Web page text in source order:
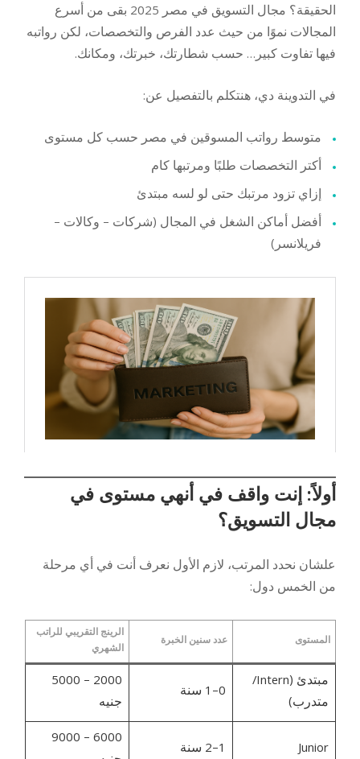
الحقيقة؟ مجال التسويق في مصر 2025 بقى من أسرع
المجالات نموًا من حيث عدد الفرص والتخصصات، لكن رواتبه
فيها تفاوت كبير… حسب شطارتك، خبرتك، ومكانك.
في التدوينة دي، هنتكلم بالتفصيل عن:
متوسط رواتب المسوقين في مصر حسب كل مستوى
أكتر التخصصات طلبًا ومرتبها كام
إزاي تزود مرتبك حتى لو لسه مبتدئ
أفضل أماكن الشغل في المجال (شركات – وكالات –
فريلانسر)
أولاً: إنت واقف في أنهي مستوى في
مجال التسويق؟
علشان نحدد المرتب، لازم الأول نعرف أنت في أي مرحلة
من الخمس دول:
المستوى عدد سنين الخبرة
الرينج التقريبي للراتب
الشهري
مبتدئ (Intern/
متدرب)
0–1 سنة
2000 – 5000
جنيه
Junior 1–2 سنة
6000 – 9000